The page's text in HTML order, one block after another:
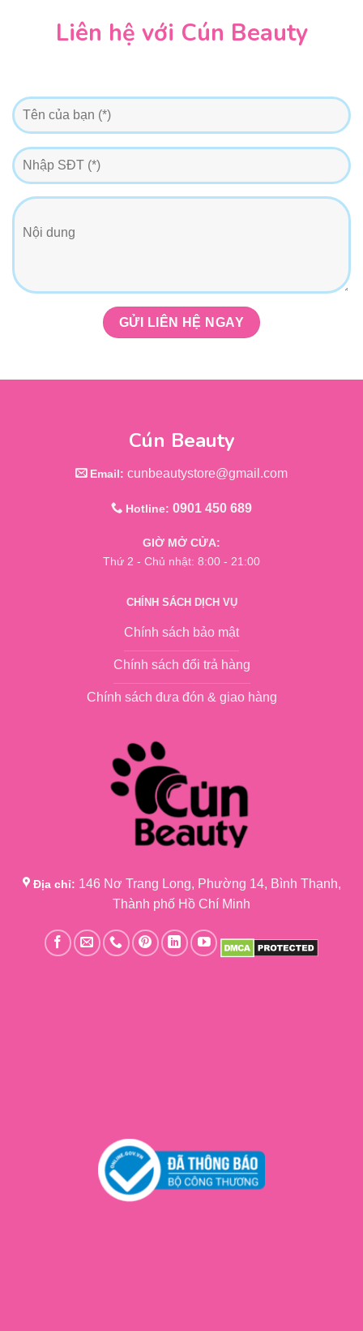
Liên hệ với Cún Beauty
Cún Beauty
Email: cunbeautystore@gmail.com
Hotline: 0901 450 689
GIỜ MỞ CỬA:
Thứ 2 - Chủ nhật: 8:00 - 21:00
CHÍNH SÁCH DỊCH VỤ
Chính sách bảo mật
Chính sách đổi trả hàng
Chính sách đưa đón & giao hàng
Địa chỉ: 146 Nơ Trang Long, Phường 14, Bình Thạnh,
Thành phố Hồ Chí Minh